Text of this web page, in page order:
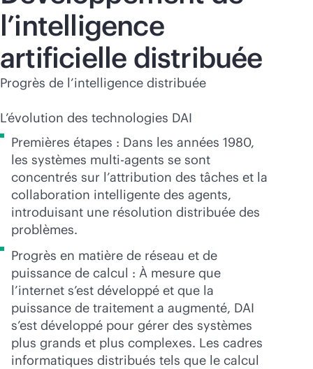
l’intelligence
artificielle distribuée
Progrès de l’intelligence distribuée
L’évolution des technologies DAI
Premières étapes : Dans les années 1980,
les systèmes multi-agents se sont
concentrés sur l’attribution des tâches et la
collaboration intelligente des agents,
introduisant une résolution distribuée des
problèmes.
Progrès en matière de réseau et de
puissance de calcul : À mesure que
l’internet s’est développé et que la
puissance de traitement a augmenté, DAI
s’est développé pour gérer des systèmes
plus grands et plus complexes. Les cadres
informatiques distribués tels que le calcul